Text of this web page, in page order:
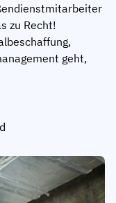
zu Recht!
geht,